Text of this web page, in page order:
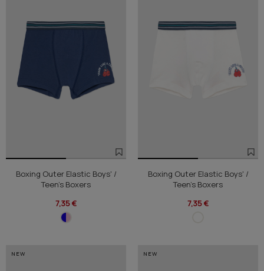
Boxing Outer Elastic Boys' /
Teen's Boxers
7,35 €
Boxing Outer Elastic Boys' /
Teen's Boxers
7,35 €
NEW NEW